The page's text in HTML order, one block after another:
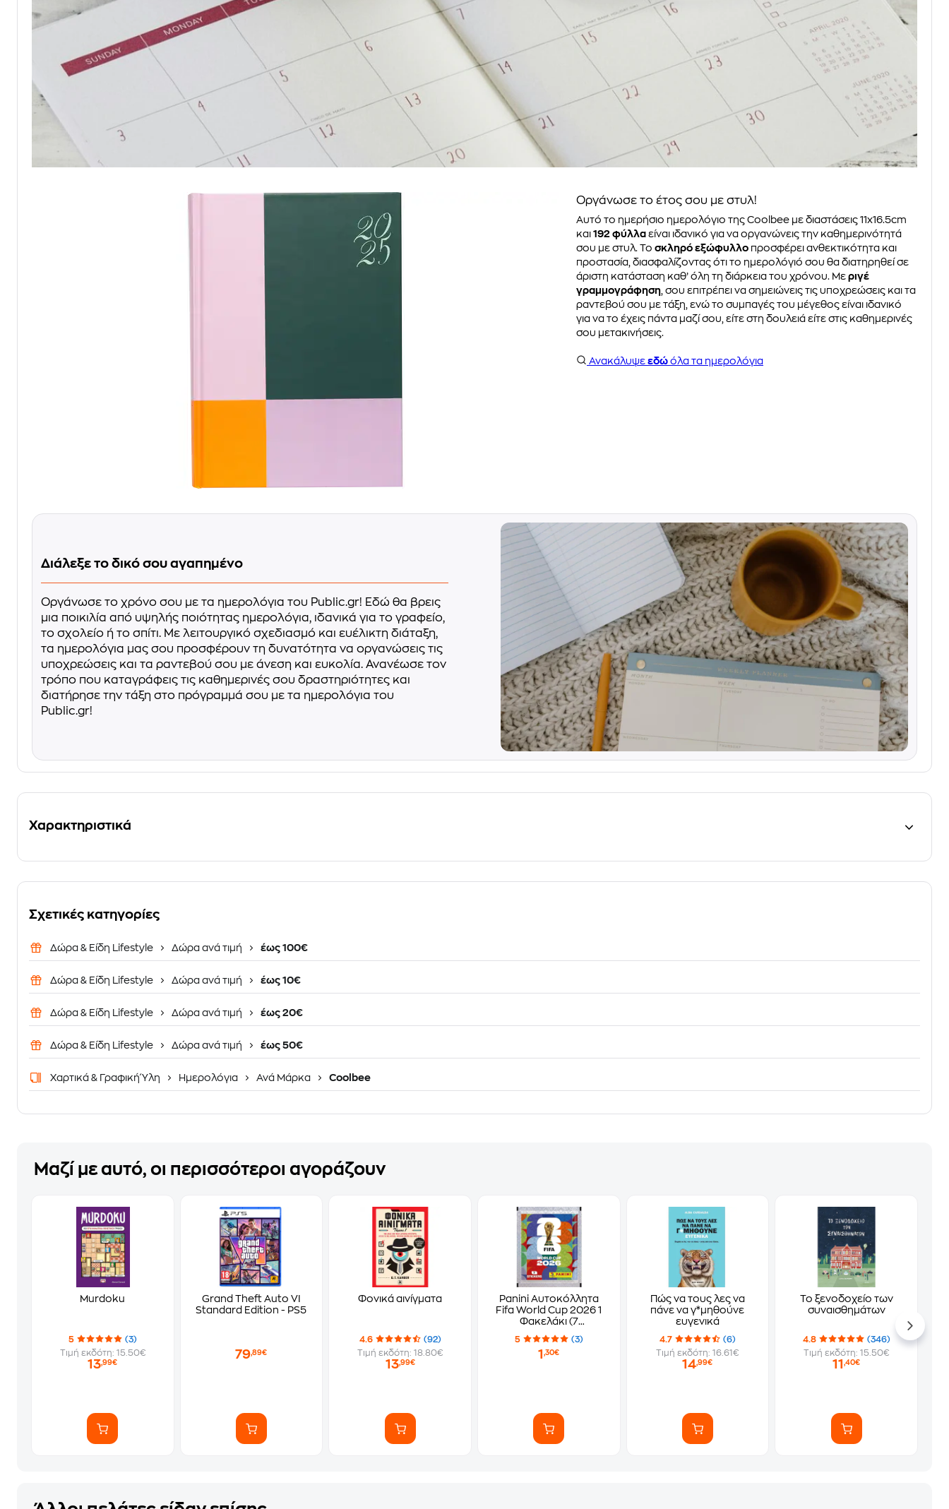
Οργάνωσε το έτος σου με στυλ!
Αυτό το ημερήσιο ημερολόγιο της Coolbee με διαστάσεις 11x16.5cm
και 192 φύλλα είναι ιδανικό για να οργανώνεις την καθημερινότητά
σου με στυλ. Το σκληρό εξώφυλλο προσφέρει ανθεκτικότητα και
προστασία, διασφαλίζοντας ότι το ημερολόγιό σου θα διατηρηθεί σε
άριστη κατάσταση καθ’ όλη τη διάρκεια του χρόνου. Με ριγέ
γραμμογράφηση , σου επιτρέπει να σημειώνεις τις υποχρεώσεις και τα
ραντεβού σου με τάξη, ενώ το συμπαγές του μέγεθος είναι ιδανικό
για να το έχεις πάντα μαζί σου, είτε στη δουλειά είτε στις καθημερινές
σου μετακινήσεις.
Ανακάλυψε εδώ όλα τα ημερολόγια
Διάλεξε το δικό σου αγαπημένο
Οργάνωσε το χρόνο σου με τα ημερολόγια του Public.gr! Εδώ θα βρεις
μια ποικιλία από υψηλής ποιότητας ημερολόγια, ιδανικά για το γραφείο,
το σχολείο ή το σπίτι. Με λειτουργικό σχεδιασμό και ευέλικτη διάταξη,
τα ημερολόγια μας σου προσφέρουν τη δυνατότητα να οργανώσεις τις
υποχρεώσεις και τα ραντεβού σου με άνεση και ευκολία. Ανανέωσε τον
τρόπο που καταγράφεις τις καθημερινές σου δραστηριότητες και
διατήρησε την τάξη στο πρόγραμμά σου με τα ημερολόγια του
Public.gr!
Χαρακτηριστικά
Σχετικές κατηγορίες
Δώρα & Είδη Lifestyle Δώρα ανά τιμή έως 100€
Δώρα & Είδη Lifestyle Δώρα ανά τιμή έως 10€
Δώρα & Είδη Lifestyle Δώρα ανά τιμή έως 20€
Δώρα & Είδη Lifestyle Δώρα ανά τιμή έως 50€
Χαρτικά & Γραφική Ύλη Ημερολόγια Ανά Μάρκα Coolbee
Μαζί με αυτό, οι περισσότεροι αγοράζουν
Murdoku
5
(3)
Τιμή εκδότη: 15.50€
13,99€
Grand Theft Auto VI
Standard Edition - PS5
79,89€
Φονικά αινίγματα
4.6
(92)
Τιμή εκδότη: 18.80€
13,99€
Panini Αυτοκόλλητα
Fifa World Cup 2026 1
Φακελάκι (7
Αυτοκόλλητα)
5 (3)
1,30€
Πώς να τους λες να
πάνε να γ*μηθούνε
ευγενικά
4.7
(6)
Τιμή εκδότη: 16.61€
14,99€
Το ξενοδοχείο των
συναισθημάτων
4.8
(346)
Τιμή εκδότη: 15.50€
11,40€